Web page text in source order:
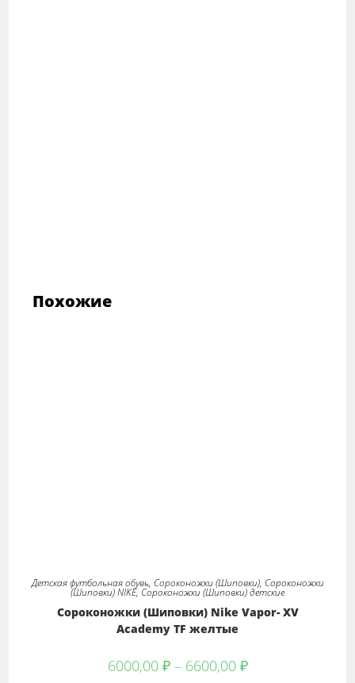
Похожие
Детская футбольная обувь, Сороконожки (Шиповки), Сороконожки
(Шиповки) NIKE, Сороконожки (Шиповки) детские
Сороконожки (Шиповки) Nike Vapor- XV
Academy TF желтые
6000,00 ₽ – 6600,00 ₽Диапазон